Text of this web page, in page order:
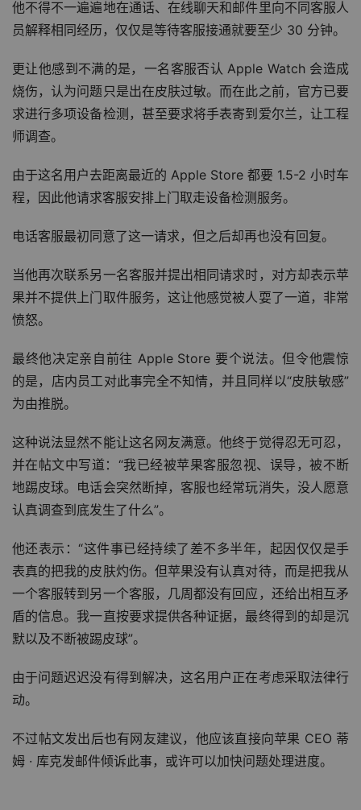
他不得不一遍遍地在通话、在线聊天和邮件里向不同客服人
员解释相同经历，仅仅是等待客服接通就要至少 30 分钟。
更让他感到不满的是，一名客服否认 Apple Watch 会造成
烧伤，认为问题只是出在皮肤过敏。而在此之前，官方已要
求进行多项设备检测，甚至要求将手表寄到爱尔兰，让工程
师调查。
由于这名用户去距离最近的 Apple Store 都要 1.5-2 小时车
程，因此他请求客服安排上门取走设备检测服务。
电话客服最初同意了这一请求，但之后却再也没有回复。
当他再次联系另一名客服并提出相同请求时，对方却表示苹
果并不提供上门取件服务，这让他感觉被人耍了一道，非常
愤怒。
最终他决定亲自前往 Apple Store 要个说法。但令他震惊
的是，店内员工对此事完全不知情，并且同样以“皮肤敏感”
为由推脱。
这种说法显然不能让这名网友满意。他终于觉得忍无可忍，
并在帖文中写道：“我已经被苹果客服忽视、误导，被不断
地踢皮球。电话会突然断掉，客服也经常玩消失，没人愿意
认真调查到底发生了什么”。
他还表示：“这件事已经持续了差不多半年，起因仅仅是手
表真的把我的皮肤灼伤。但苹果没有认真对待，而是把我从
一个客服转到另一个客服，几周都没有回应，还给出相互矛
盾的信息。我一直按要求提供各种证据，最终得到的却是沉
默以及不断被踢皮球”。
由于问题迟迟没有得到解决，这名用户正在考虑采取法律行
动。
不过帖文发出后也有网友建议，他应该直接向苹果 CEO 蒂
姆 · 库克发邮件倾诉此事，或许可以加快问题处理进度。